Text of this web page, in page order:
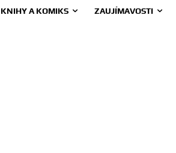
KNIHY A KOMIKS ZAUJÍMAVOSTI